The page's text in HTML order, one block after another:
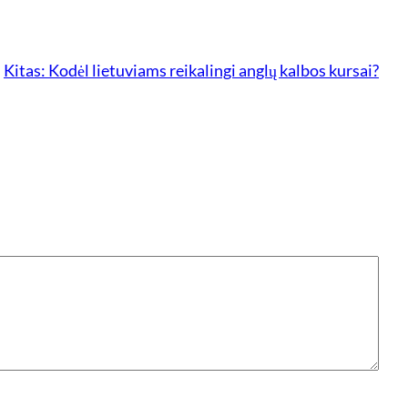
Kitas: Kodėl lietuviams reikalingi anglų kalbos kursai?